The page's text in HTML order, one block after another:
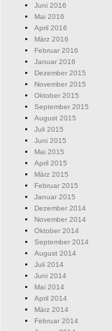
Juni 2016
Mai 2016
April 2016
März 2016
Februar 2016
Januar 2016
Dezember 2015
November 2015
Oktober 2015
September 2015
August 2015
Juli 2015
Juni 2015
Mai 2015
April 2015
März 2015
Februar 2015
Januar 2015
Dezember 2014
November 2014
Oktober 2014
September 2014
August 2014
Juli 2014
Juni 2014
Mai 2014
April 2014
März 2014
Februar 2014